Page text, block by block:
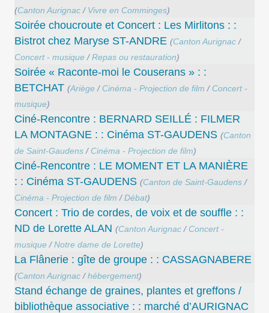
(Canton Aurignac / Vivre en Comminges)
Soirée choucroute et Concert : Les Mirlitons : :
Bistrot chez Maryse ST-ANDRE (Canton Aurignac /
Concert - musique /Repas ou restauration)
Soirée « Raconte-moi le Couserans » : :
BETCHAT (Ariège / Cinéma - Projection de film / Concert -
musique)
Ciné-Rencontre : BERNARD SEILLÉ : FILMER
LA MONTAGNE : : Cinéma ST-GAUDENS (Canton
de Saint-Gaudens / Cinéma - Projection de film)
Ciné-Rencontre : LE MOMENT ET LA MANIÈRE
: : Cinéma ST-GAUDENS (Canton de Saint-Gaudens /
Cinéma - Projection de film /Débat)
Concert : Trio de cordes, de voix et de souffle : :
ND de Lorette ALAN (Canton Aurignac / Concert -
musique /Notre dame de Lorette)
La Flânerie : gîte de groupe : : CASSAGNABERE
(Canton Aurignac /hébergement)
Stand échange de graines, plantes et greffons /
bibliothèque associative : : marché d’AURIGNAC